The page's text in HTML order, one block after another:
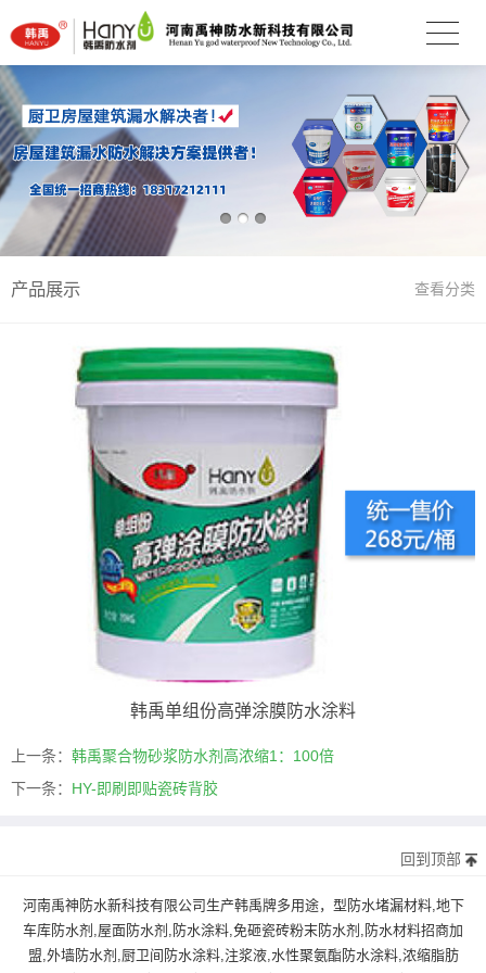
产品展示 查看分类
韩禹单组份高弹涂膜防水涂料
上一条： 韩禹聚合物砂浆防水剂高浓缩1：100倍
下一条： HY-即刷即贴瓷砖背胶
回到顶部
河南禹神防水新科技有限公司生产韩禹牌多用途，型防水堵漏材料,地下
车库防水剂,屋面防水剂,防水涂料,免砸瓷砖粉末防水剂,防水材料招商加
盟,外墙防水剂,厨卫间防水涂料,注浆液,水性聚氨酯防水涂料,浓缩脂肪